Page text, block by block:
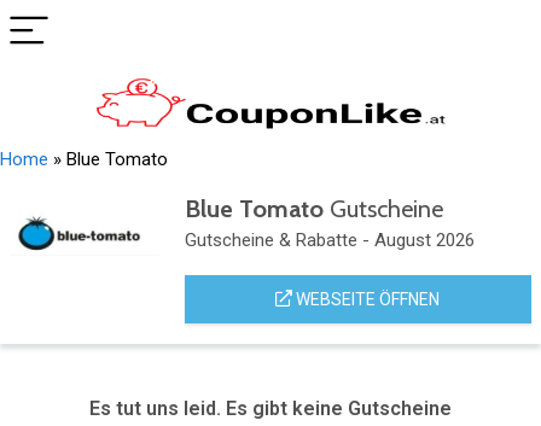
Home » Blue Tomato
Blue TomatoGutscheine
Gutscheine & Rabatte - August 2026
WEBSEITE ÖFFNEN
Es tut uns leid. Es gibt keine Gutscheine